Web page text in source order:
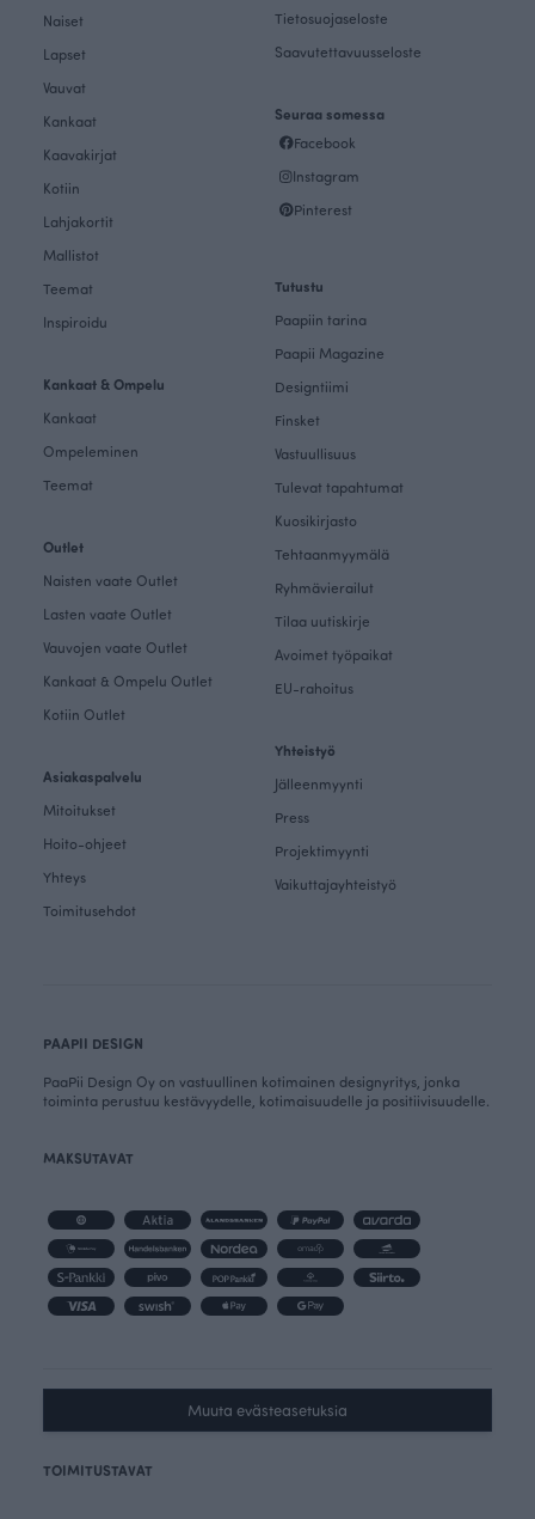
Naiset
Lapset
Vauvat
Kankaat
Kaavakirjat
Kotiin
Lahjakortit
Mallistot
Teemat
Inspiroidu
Kankaat & Ompelu
Kankaat
Ompeleminen
Teemat
Outlet
Naisten vaate Outlet
Lasten vaate Outlet
Vauvojen vaate Outlet
Kankaat & Ompelu Outlet
Kotiin Outlet
Asiakaspalvelu
Mitoitukset
Hoito-ohjeet
Yhteys
Toimitusehdot
Tietosuojaseloste
Saavutettavuusseloste
Seuraa somessa
Facebook
Instagram
Pinterest
Tutustu
Paapiin tarina
Paapii Magazine
Designtiimi
Finsket
Vastuullisuus
Tulevat tapahtumat
Kuosikirjasto
Tehtaanmyymälä
Ryhmävierailut
Tilaa uutiskirje
Avoimet työpaikat
EU-rahoitus
Yhteistyö
Jälleenmyynti
Press
Projektimyynti
Vaikuttajayhteistyö
PAAPII DESIGN
PaaPii Design Oy on vastuullinen kotimainen designyritys, jonka
toiminta perustuu kestävyydelle, kotimaisuudelle ja positiivisuudelle.
MAKSUTAVAT
Muuta evästeasetuksia
TOIMITUSTAVAT